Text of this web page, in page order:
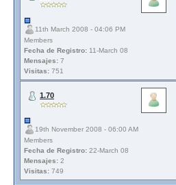
11th March 2008 - 04:06 PM
Members
Fecha de Registro: 11-March 08
Mensajes: 7
Visitas: 751
1.70
19th November 2008 - 06:00 AM
Members
Fecha de Registro: 22-March 08
Mensajes: 2
Visitas: 749